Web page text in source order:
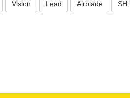
Vision Lead Airblade SH